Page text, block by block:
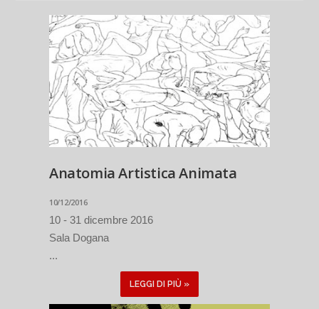
Anatomia Artistica Animata
10/12/2016
10 - 31 dicembre 2016
Sala Dogana
...
LEGGI DI PIÙ »